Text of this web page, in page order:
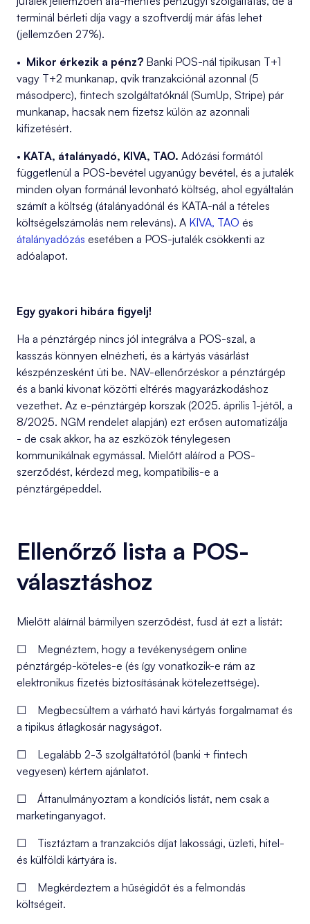
terminál bérleti díja vagy a szoftverdíj már áfás lehet
(jellemzően 27%).
• Mikor érkezik a pénz? Banki POS-nál tipikusan T+1
vagy T+2 munkanap, qvik tranzakciónál azonnal (5
másodperc), fintech szolgáltatóknál (SumUp, Stripe) pár
munkanap, hacsak nem fizetsz külön az azonnali
kifizetésért.
• KATA, átalányadó, KIVA, TAO. Adózási formától
függetlenül a POS-bevétel ugyanúgy bevétel, és a jutalék
minden olyan formánál levonható költség, ahol egyáltalán
számít a költség (átalányadónál és KATA-nál a tételes
költségelszámolás nem releváns). A KIVA, TAO és
átalányadózás esetében a POS-jutalék csökkenti az
adóalapot.
Egy gyakori hibára figyelj!
Ha a pénztárgép nincs jól integrálva a POS-szal, a
kasszás könnyen elnézheti, és a kártyás vásárlást
készpénzesként üti be. NAV-ellenőrzéskor a pénztárgép
és a banki kivonat közötti eltérés magyarázkodáshoz
vezethet. Az e-pénztárgép korszak (2025. április 1-jétől, a
8/2025. NGM rendelet alapján) ezt erősen automatizálja
- de csak akkor, ha az eszközök ténylegesen
kommunikálnak egymással. Mielőtt aláírod a POS-
szerződést, kérdezd meg, kompatibilis-e a
pénztárgépeddel.
Ellenőrző lista a POS-
választáshoz
Mielőtt aláírnál bármilyen szerződést, fusd át ezt a listát:
☐ Megnéztem, hogy a tevékenységem online
pénztárgép-köteles-e (és így vonatkozik-e rám az
elektronikus fizetés biztosításának kötelezettsége).
☐ Megbecsültem a várható havi kártyás forgalmamat és
a tipikus átlagkosár nagyságot.
☐ Legalább 2-3 szolgáltatótól (banki + fintech
vegyesen) kértem ajánlatot.
☐ Áttanulmányoztam a kondíciós listát, nem csak a
marketinganyagot.
☐ Tisztáztam a tranzakciós díjat lakossági, üzleti, hitel-
és külföldi kártyára is.
☐ Megkérdeztem a hűségidőt és a felmondás
költségeit.